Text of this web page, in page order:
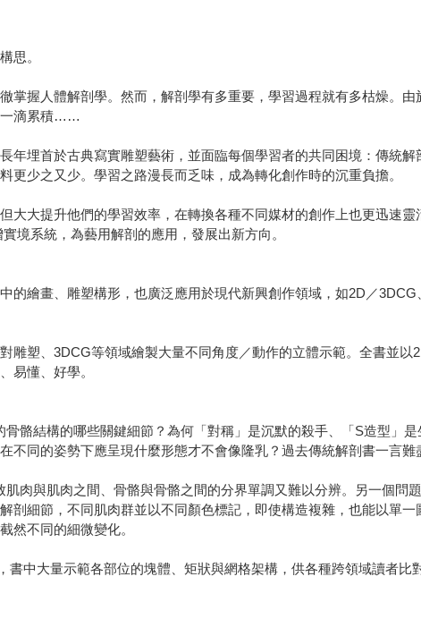
思。
握人體解剖學。然而，解剖學有多重要，學習過程就有多枯燥。由
一滴累積……
埋首於古典寫實雕塑藝術，並面臨每個學習者的共同困境：傳統解
少之又少。學習之路漫長而乏味，成為轉化創作時的沉重負擔。
大提升他們的學習效率，在轉換各種不同媒材的創作上也更迅速靈
境系統，為藝用解剖的應用，發展出新方向。
繪畫、雕塑構形，也廣泛應用於現代新興創作領域，如2D／3DCG
塑、3DCG等領域繪製大量不同角度／動作的立體示範。全書並以
易懂、好學。
骼結構的哪些關鍵細節？為何「對稱」是沉默的殺手、「S造型」
不同的姿勢下應呈現什麼形態才不會像隆乳？過去傳統解剖書一言難
肉與肌肉之間、骨骼與骨骼之間的分界單調又難以分辨。另一個問
剖細節，不同肌肉群並以不同顏色標記，即使構造複雜，也能以單
然不同的細微變化。
中大量示範各部位的塊體、矩狀與網格架構，供各種跨領域讀者比